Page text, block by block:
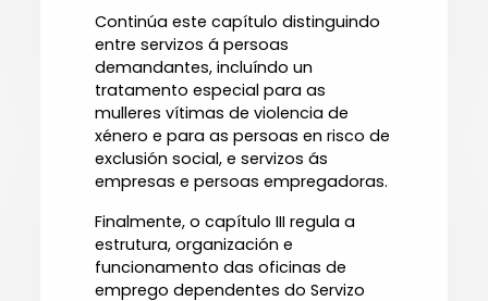
Continúa este capítulo distinguindo
entre servizos á persoas
demandantes, incluíndo un
tratamento especial para as
mulleres vítimas de violencia de
xénero e para as persoas en risco de
exclusión social, e servizos ás
empresas e persoas empregadoras.
Finalmente, o capítulo III regula a
estrutura, organización e
funcionamento das oficinas de
emprego dependentes do Servizo